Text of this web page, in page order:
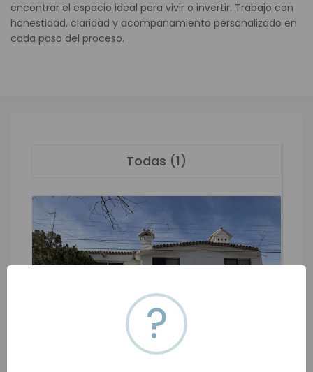
encontrar el espacio ideal para vivir o invertir. Trabajo con
honestidad, claridad y acompañamiento personalizado en
cada paso del proceso.
Todas (1)
?